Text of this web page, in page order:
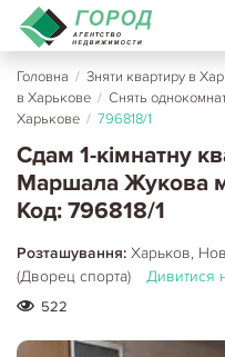
Головна / Зняти квартиру в
в Харькове / Снять
Харькове / 796818/1
Сдам 1-кімнатну
Маршала Жукова
Код: 796818/1
Розташування: Харьков,
(Дворец спорта)
Дивитися
522